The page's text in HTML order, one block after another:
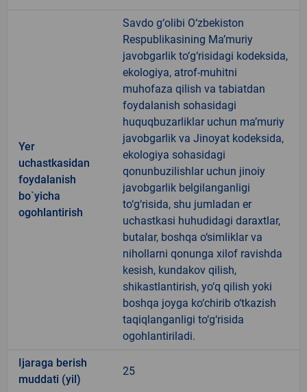
Yer
uchastkasidan
foydalanish
bo`yicha
ogohlantirish
Savdo g‘olibi O‘zbekiston
Respublikasining Ma’muriy
javobgarlik to‘g‘risidagi kodeksida,
ekologiya, atrof-muhitni
muhofaza qilish va tabiatdan
foydalanish sohasidagi
huquqbuzarliklar uchun ma’muriy
javobgarlik va Jinoyat kodeksida,
ekologiya sohasidagi
qonunbuzilishlar uchun jinoiy
javobgarlik belgilanganligi
to‘g‘risida, shu jumladan er
uchastkasi huhudidagi daraxtlar,
butalar, boshqa o‘simliklar va
nihollarni qonunga xilof ravishda
kesish, kundakov qilish,
shikastlantirish, yo‘q qilish yoki
boshqa joyga ko‘chirib o‘tkazish
taqiqlanganligi to‘g‘risida
ogohlantiriladi.
Ijaraga berish
muddati (yil)
25